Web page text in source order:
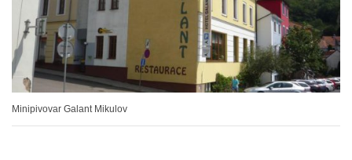
Minipivovar Galant Mikulov